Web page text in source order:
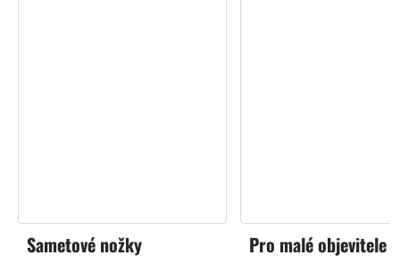
Sametové nožky Pro malé objevitele